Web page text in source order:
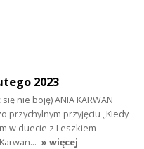
2023
nie boję) ANIA KARWAN
przychylnym przyjęciu „Kiedy
w duecie z Leszkiem
» więcej